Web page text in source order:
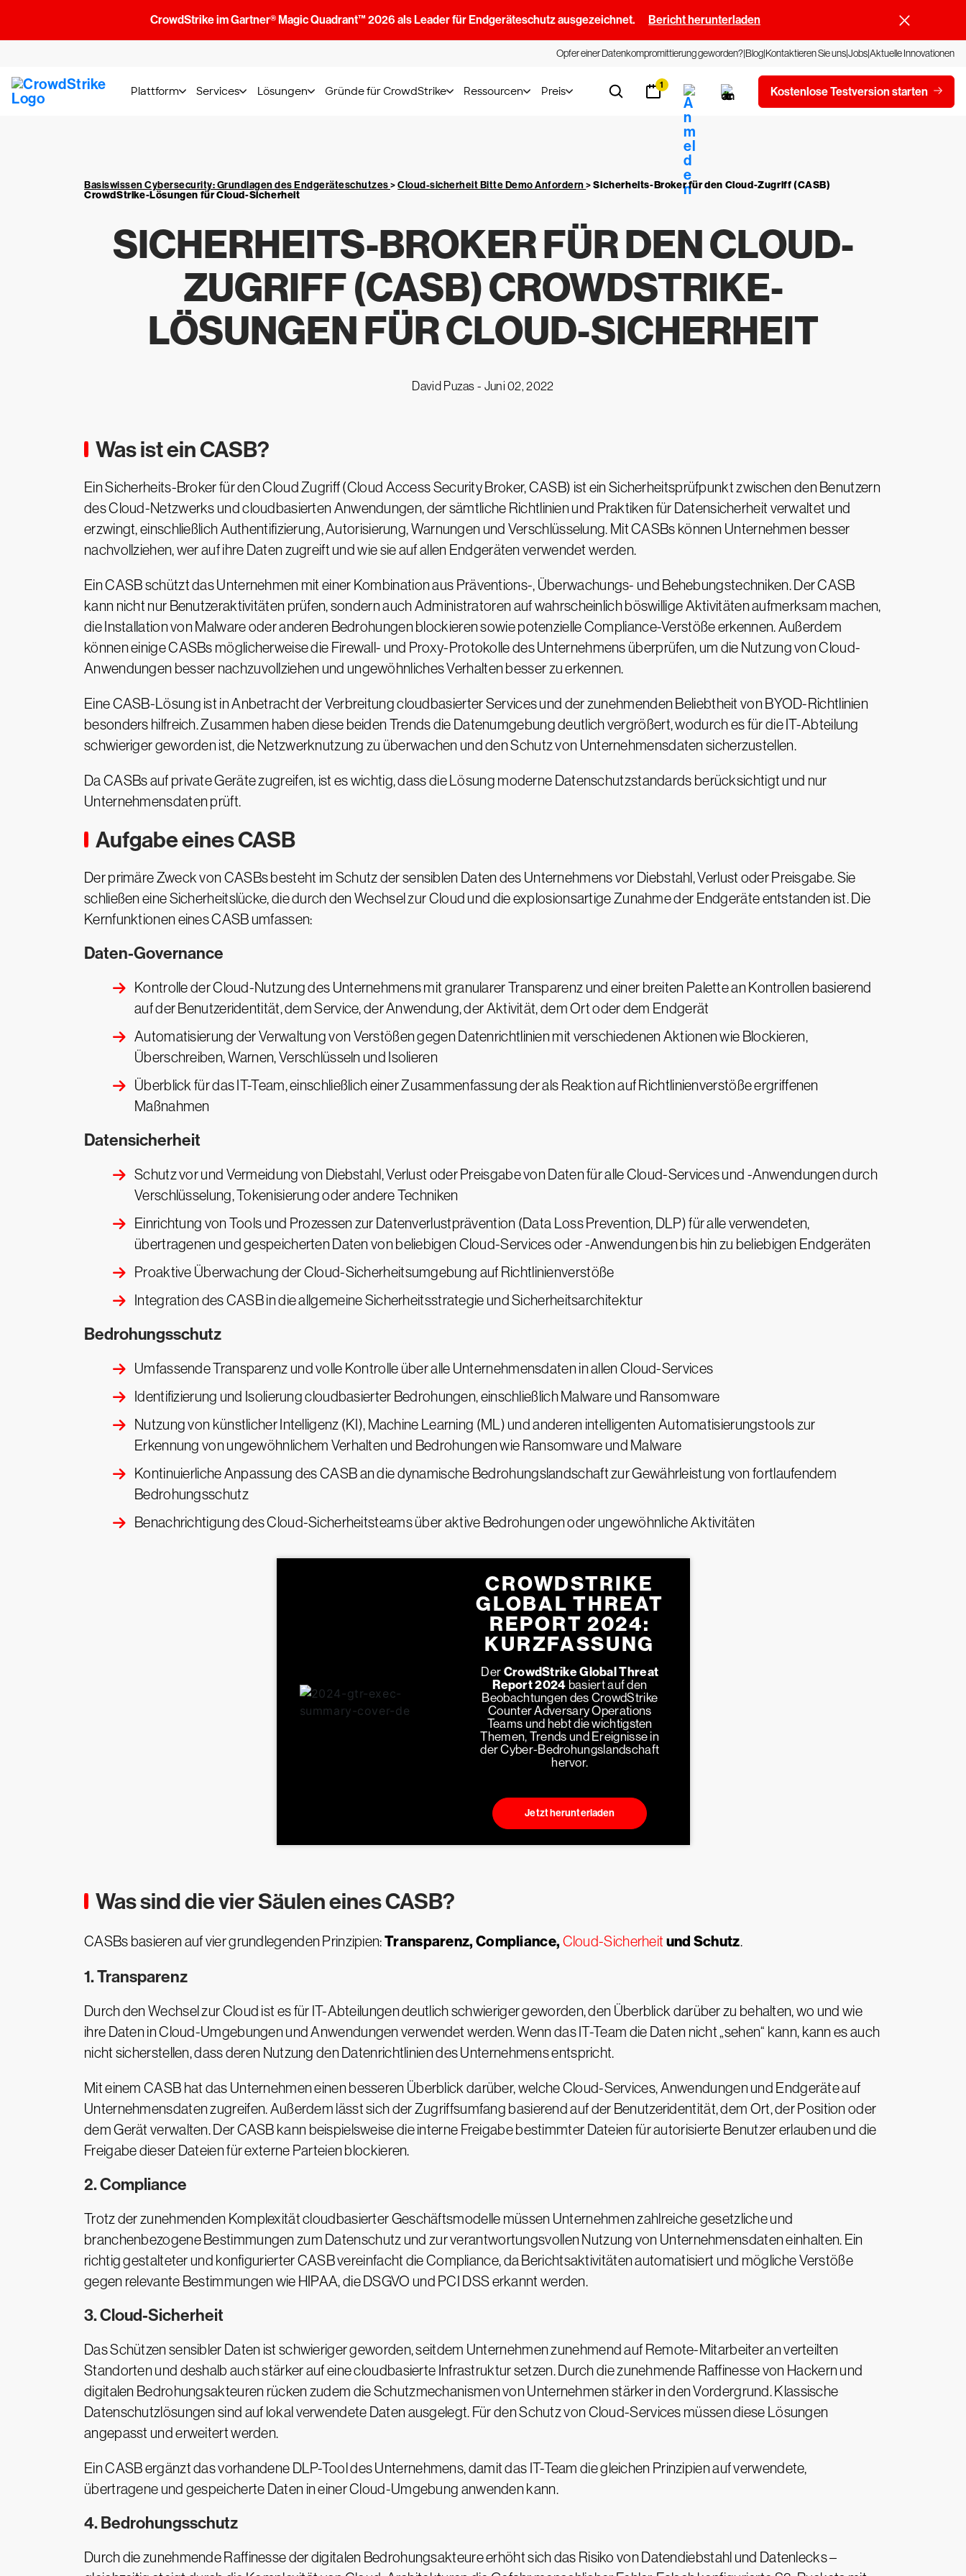
CrowdStrike im Gartner® Magic Quadrant™ 2026 als Leader für Endgeräteschutz ausgezeichnet. Bericht herunterladen
Opfer einer Datenkompromittierung geworden?BlogKontaktieren Sie unsJobsAktuelle Innovationen
Plattform Services Lösungen Gründe für CrowdStrike Ressourcen Preis 1 Kostenlose Testversion starten
Basiswissen Cybersecurity: Grundlagen des Endgeräteschutzes>Cloud-sicherheit Bitte Demo Anfordern>Sicherheits-Broker für den Cloud-Zugriff (CASB)
CrowdStrike-Lösungen für Cloud-Sicherheit
SICHERHEITS-BROKER FÜR DEN CLOUD-
ZUGRIFF (CASB) CROWDSTRIKE-
LÖSUNGEN FÜR CLOUD-SICHERHEIT
David Puzas - Juni 02, 2022
Was ist ein CASB?
Ein Sicherheits-Broker für den Cloud Zugriff (Cloud Access Security Broker, CASB) ist ein Sicherheitsprüfpunkt zwischen den Benutzern
des Cloud-Netzwerks und cloudbasierten Anwendungen, der sämtliche Richtlinien und Praktiken für Datensicherheit verwaltet und
erzwingt, einschließlich Authentifizierung, Autorisierung, Warnungen und Verschlüsselung. Mit CASBs können Unternehmen besser
nachvollziehen, wer auf ihre Daten zugreift und wie sie auf allen Endgeräten verwendet werden.
Ein CASB schützt das Unternehmen mit einer Kombination aus Präventions-, Überwachungs- und Behebungstechniken. Der CASB
kann nicht nur Benutzeraktivitäten prüfen, sondern auch Administratoren auf wahrscheinlich böswillige Aktivitäten aufmerksam machen,
die Installation von Malware oder anderen Bedrohungen blockieren sowie potenzielle Compliance-Verstöße erkennen. Außerdem
können einige CASBs möglicherweise die Firewall- und Proxy-Protokolle des Unternehmens überprüfen, um die Nutzung von Cloud-
Anwendungen besser nachzuvollziehen und ungewöhnliches Verhalten besser zu erkennen.
Eine CASB-Lösung ist in Anbetracht der Verbreitung cloudbasierter Services und der zunehmenden Beliebtheit von BYOD-Richtlinien
besonders hilfreich. Zusammen haben diese beiden Trends die Datenumgebung deutlich vergrößert, wodurch es für die IT-Abteilung
schwieriger geworden ist, die Netzwerknutzung zu überwachen und den Schutz von Unternehmensdaten sicherzustellen.
Da CASBs auf private Geräte zugreifen, ist es wichtig, dass die Lösung moderne Datenschutzstandards berücksichtigt und nur
Unternehmensdaten prüft.
Aufgabe eines CASB
Der primäre Zweck von CASBs besteht im Schutz der sensiblen Daten des Unternehmens vor Diebstahl, Verlust oder Preisgabe. Sie
schließen eine Sicherheitslücke, die durch den Wechsel zur Cloud und die explosionsartige Zunahme der Endgeräte entstanden ist. Die
Kernfunktionen eines CASB umfassen:
Daten-Governance
Kontrolle der Cloud-Nutzung des Unternehmens mit granularer Transparenz und einer breiten Palette an Kontrollen basierend
auf der Benutzeridentität, dem Service, der Anwendung, der Aktivität, dem Ort oder dem Endgerät
Automatisierung der Verwaltung von Verstößen gegen Datenrichtlinien mit verschiedenen Aktionen wie Blockieren,
Überschreiben, Warnen, Verschlüsseln und Isolieren
Überblick für das IT-Team, einschließlich einer Zusammenfassung der als Reaktion auf Richtlinienverstöße ergriffenen
Maßnahmen
Datensicherheit
Schutz vor und Vermeidung von Diebstahl, Verlust oder Preisgabe von Daten für alle Cloud-Services und -Anwendungen durch
Verschlüsselung, Tokenisierung oder andere Techniken
Einrichtung von Tools und Prozessen zur Datenverlustprävention (Data Loss Prevention, DLP) für alle verwendeten,
übertragenen und gespeicherten Daten von beliebigen Cloud-Services oder -Anwendungen bis hin zu beliebigen Endgeräten
Proaktive Überwachung der Cloud-Sicherheitsumgebung auf Richtlinienverstöße
Integration des CASB in die allgemeine Sicherheitsstrategie und Sicherheitsarchitektur
Bedrohungsschutz
Umfassende Transparenz und volle Kontrolle über alle Unternehmensdaten in allen Cloud-Services
Identifizierung und Isolierung cloudbasierter Bedrohungen, einschließlich Malware und Ransomware
Nutzung von künstlicher Intelligenz (KI), Machine Learning (ML) und anderen intelligenten Automatisierungstools zur
Erkennung von ungewöhnlichem Verhalten und Bedrohungen wie Ransomware und Malware
Kontinuierliche Anpassung des CASB an die dynamische Bedrohungslandschaft zur Gewährleistung von fortlaufendem
Bedrohungsschutz
Benachrichtigung des Cloud-Sicherheitsteams über aktive Bedrohungen oder ungewöhnliche Aktivitäten
CROWDSTRIKE
GLOBAL THREAT
REPORT 2024:
KURZFASSUNG
Der CrowdStrike Global Threat
Report 2024 basiert auf den
Beobachtungen des CrowdStrike
Counter Adversary Operations
Teams und hebt die wichtigsten
Themen, Trends und Ereignisse in
der Cyber-Bedrohungslandschaft
hervor.
Jetzt herunterladen
Was sind die vier Säulen eines CASB?
CASBs basieren auf vier grundlegenden Prinzipien:Transparenz, Compliance, Cloud-Sicherheit und Schutz.
1. Transparenz
Durch den Wechsel zur Cloud ist es für IT-Abteilungen deutlich schwieriger geworden, den Überblick darüber zu behalten, wo und wie
ihre Daten in Cloud-Umgebungen und Anwendungen verwendet werden. Wenn das IT-Team die Daten nicht „sehen“ kann, kann es auch
nicht sicherstellen, dass deren Nutzung den Datenrichtlinien des Unternehmens entspricht.
Mit einem CASB hat das Unternehmen einen besseren Überblick darüber, welche Cloud-Services, Anwendungen und Endgeräte auf
Unternehmensdaten zugreifen. Außerdem lässt sich der Zugriffsumfang basierend auf der Benutzeridentität, dem Ort, der Position oder
dem Gerät verwalten. Der CASB kann beispielsweise die interne Freigabe bestimmter Dateien für autorisierte Benutzer erlauben und die
Freigabe dieser Dateien für externe Parteien blockieren.
2. Compliance
Trotz der zunehmenden Komplexität cloudbasierter Geschäftsmodelle müssen Unternehmen zahlreiche gesetzliche und
branchenbezogene Bestimmungen zum Datenschutz und zur verantwortungsvollen Nutzung von Unternehmensdaten einhalten. Ein
richtig gestalteter und konfigurierter CASB vereinfacht die Compliance, da Berichtsaktivitäten automatisiert und mögliche Verstöße
gegen relevante Bestimmungen wie HIPAA, die DSGVO und PCI DSS erkannt werden.
3. Cloud-Sicherheit
Das Schützen sensibler Daten ist schwieriger geworden, seitdem Unternehmen zunehmend auf Remote-Mitarbeiter an verteilten
Standorten und deshalb auch stärker auf eine cloudbasierte Infrastruktur setzen. Durch die zunehmende Raffinesse von Hackern und
digitalen Bedrohungsakteuren rücken zudem die Schutzmechanismen von Unternehmen stärker in den Vordergrund. Klassische
Datenschutzlösungen sind auf lokal verwendete Daten ausgelegt. Für den Schutz von Cloud-Services müssen diese Lösungen
angepasst und erweitert werden.
Ein CASB ergänzt das vorhandene DLP-Tool des Unternehmens, damit das IT-Team die gleichen Prinzipien auf verwendete,
übertragene und gespeicherte Daten in einer Cloud-Umgebung anwenden kann.
4. Bedrohungsschutz
Durch die zunehmende Raffinesse der digitalen Bedrohungsakteure erhöht sich das Risiko von Datendiebstahl und Datenlecks –